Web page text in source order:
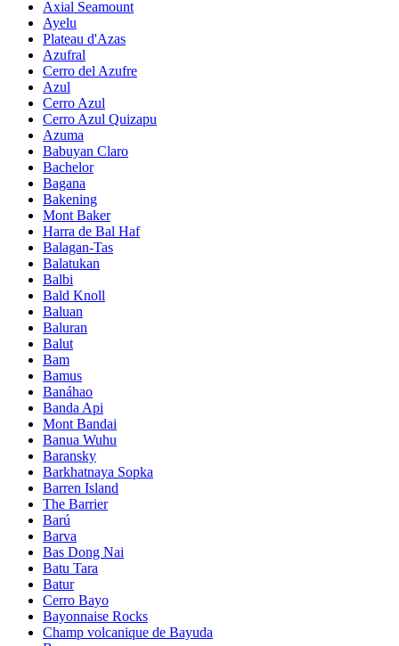
Axial Seamount
Ayelu
Plateau d'Azas
Azufral
Cerro del Azufre
Azul
Cerro Azul
Cerro Azul Quizapu
Azuma
Babuyan Claro
Bachelor
Bagana
Bakening
Mont Baker
Harra de Bal Haf
Balagan-Tas
Balatukan
Balbi
Bald Knoll
Baluan
Baluran
Balut
Bam
Bamus
Banáhao
Banda Api
Mont Bandai
Banua Wuhu
Baransky
Barkhatnaya Sopka
Barren Island
The Barrier
Barú
Barva
Bas Dong Nai
Batu Tara
Batur
Cerro Bayo
Bayonnaise Rocks
Champ volcanique de Bayuda